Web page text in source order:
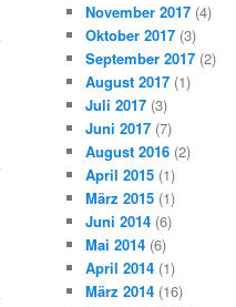
November 2017 (4)
Oktober 2017 (3)
September 2017 (2)
August 2017 (1)
Juli 2017 (3)
Juni 2017 (7)
August 2016 (2)
April 2015 (1)
März 2015 (1)
Juni 2014 (6)
Mai 2014 (6)
April 2014 (1)
März 2014 (16)